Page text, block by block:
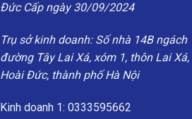
Đức Cấp ngày 30/09/2024
Trụ sở kinh doanh: Số nhà 14B
đường Tây Lai Xá, xóm 1, thôn Lai
Hoài Đức, thành phố Hà Nội
Kinh doanh 1: 0333595662